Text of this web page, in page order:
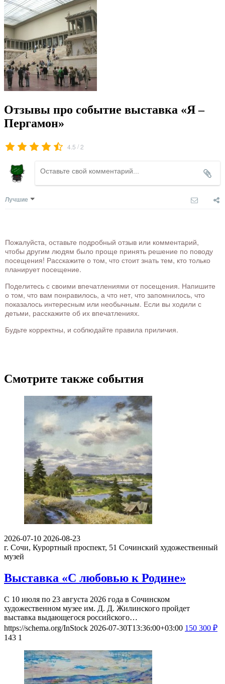
Отзывы про событие выставка «Я –
Пергамон»
4.5 /2
Лучшие
Пожалуйста, оставьте подробный отзыв или комментарий,
чтобы другим людям было проще принять решение по поводу
посещения! Расскажите о том, что стоит знать тем, кто только
планирует посещение.
Поделитесь с своими впечатлениями от посещения. Напишите
о том, что вам понравилось, а что нет, что запомнилось, что
показалось интересным или необычным. Если вы ходили с
детьми, расскажите об их впечатлениях.
Будьте корректны, и соблюдайте правила приличия.
Смотрите также события
2026-07-10 2026-08-23
г. Сочи, Курортный проспект, 51 Сочинский художественный
музей
Выставка «С любовью к Родине»
С 10 июля по 23 августа 2026 года в Сочинском
художественном музее им. Д. Д. Жилинского пройдет
выставка выдающегося российского…
https://schema.org/InStock 2026-07-30T13:36:00+03:00 150 300 ₽
143 1